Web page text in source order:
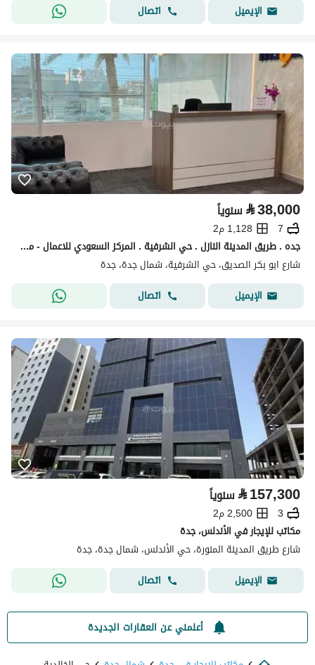
الإيميل
اتصال
⃁38,000 سنوياً
7
1,128 م2
جده . طريق المدينة النازل . حي الشرفية . المركز السعودي للاعمال - مكاتب انسو
شارع ابو بكر الصديق، حي الشرفية، شمال جدة، جدة
الإيميل
اتصال
⃁157,300 سنوياً
3
2,500 م2
مكاتب للإيجار في الأندلس، جدة
شارع طريق المدينة المنورة، حي الأندلس، شمال جدة، جدة
الإيميل
اتصال
أعلمني عن العقارات الجديدة